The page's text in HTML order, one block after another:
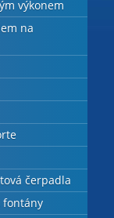
výkonem
na
čerpadla
fontány